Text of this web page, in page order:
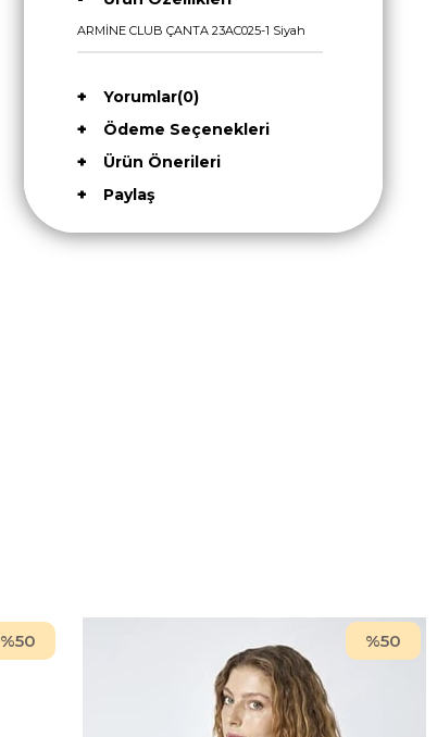
ARMİNE CLUB ÇANTA 23AC025-1 Siyah
Yorumlar(0)
Ödeme Seçenekleri
Ürün Önerileri
Paylaş
%50 %50